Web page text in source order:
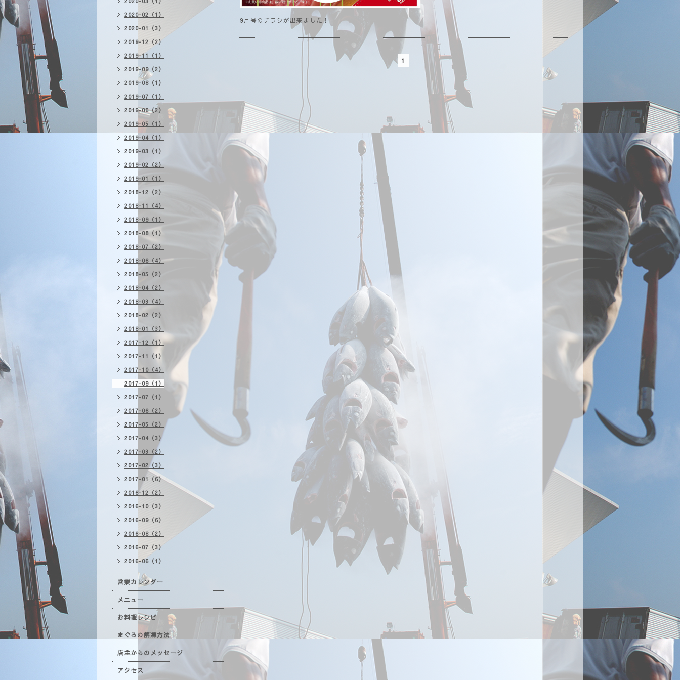
9月号のチラシが出来ました！
1
2020-02（1）
2020-01（3）
2019-12（2）
2019-11（1）
2019-09（2）
2019-08（1）
2019-07（1）
2019-06（2）
2019-05（1）
2019-04（1）
2019-03（1）
2019-02（2）
2019-01（1）
2018-12（2）
2018-11（4）
2018-09（1）
2018-08（1）
2018-07（2）
2018-06（4）
2018-05（2）
2018-04（2）
2018-03（4）
2018-02（2）
2018-01（3）
2017-12（1）
2017-11（1）
2017-10（4）
2017-09（1）
2017-07（1）
2017-06（2）
2017-05（2）
2017-04（3）
2017-03（2）
2017-02（3）
2017-01（6）
2016-12（2）
2016-10（3）
2016-09（6）
2016-08（2）
2016-07（3）
2016-06（1）
営業カレンダー
メニュー
お料理レシピ
まぐろの解凍方法
店主からのメッセージ
アクセス